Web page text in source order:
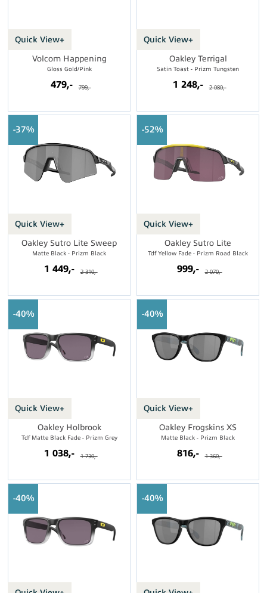
Quick View+
Volcom Happening
Gloss Gold/Pink
479,- 799,-
Quick View+
Oakley Terrigal
Satin Toast - Prizm Tungsten
1 248,- 2 080,-
Quick View+
37%
Oakley Sutro Lite Sweep
Matte Black - Prizm Black
1 449,- 2 310,-
Quick View+
52%
Oakley Sutro Lite
Tdf Yellow Fade - Prizm Road Black
999,- 2 070,-
Quick View+
40%
Oakley Holbrook
Tdf Matte Black Fade - Prizm Grey
1 038,- 1 730,-
Quick View+
40%
Oakley Frogskins XS
Matte Black - Prizm Black
816,- 1 360,-
40% 40%